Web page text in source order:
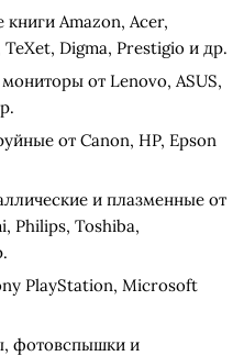
Amazon, Acer,
Digma, Prestigio и др.
от Lenovo, ASUS,
от Canon, HP, Epson
и плазменные от
Philips, Toshiba,
PlayStation, Microsoft
фотовспышки и